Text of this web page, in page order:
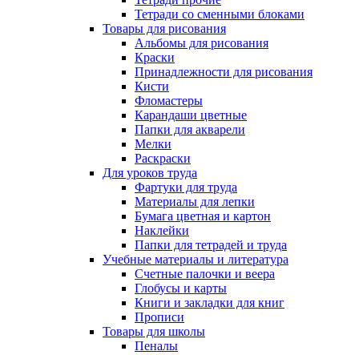
Тетради со сменными блоками
Товары для рисования
Альбомы для рисования
Краски
Принадлежности для рисования
Кисти
Фломастеры
Карандаши цветные
Папки для акварели
Мелки
Раскраски
Для уроков труда
Фартуки для труда
Материалы для лепки
Бумага цветная и картон
Наклейки
Папки для тетрадей и труда
Учебные материалы и литература
Счетные палочки и веера
Глобусы и карты
Книги и закладки для книг
Прописи
Товары для школы
Пеналы